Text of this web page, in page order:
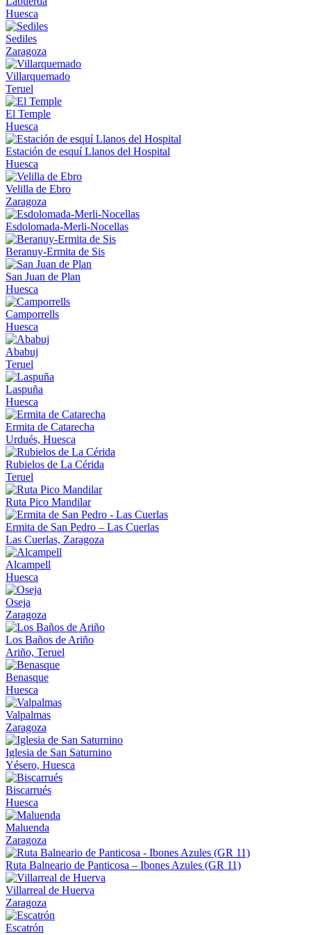
Huesca
Sediles
Zaragoza
Villarquemado
Teruel
El Temple
Huesca
Estación de esquí Llanos del Hospital
Huesca
Velilla de Ebro
Zaragoza
Esdolomada-Merli-Nocellas
Beranuy-Ermita de Sis
San Juan de Plan
Huesca
Camporrells
Huesca
Ababuj
Teruel
Laspuña
Huesca
Ermita de Catarecha
Urdués, Huesca
Rubielos de La Cérida
Teruel
Ruta Pico Mandilar
Ermita de San Pedro – Las Cuerlas
Las Cuerlas, Zaragoza
Alcampell
Huesca
Oseja
Zaragoza
Los Baños de Ariño
Ariño, Teruel
Benasque
Huesca
Valpalmas
Zaragoza
Iglesia de San Saturnino
Yésero, Huesca
Biscarrués
Huesca
Maluenda
Zaragoza
Ruta Balneario de Panticosa – Ibones Azules (GR 11)
Villarreal de Huerva
Zaragoza
Escatrón